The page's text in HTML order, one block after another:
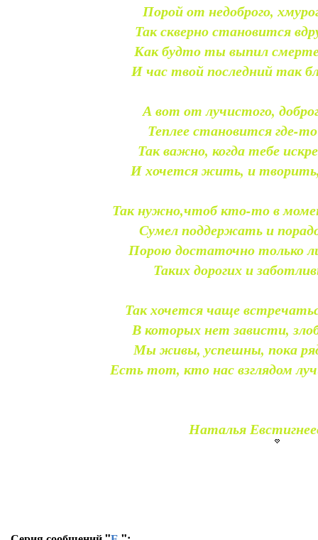
Порой от недоброго,
Так скверно становится
Как будто ты выпил
И час твой последний так
А вот от лучистого,
Теплее становится где-
Так важно, когда тебе
И хочется жить, и
Так нужно,чтоб кто-то в
Сумел поддержать и
Порою достаточно только
Таких дорогих и
Так хочется чаще
В которых нет зависти,
Мы живы, успешны, пока
Есть тот, кто нас взглядом
Наталья